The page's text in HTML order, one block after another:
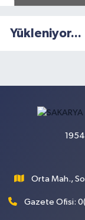
Yükleniyor...
Orta Mah.,
Gazete Ofisi: